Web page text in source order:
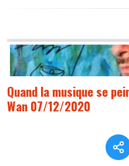
Quand la musique se
Wan 07/12/2020